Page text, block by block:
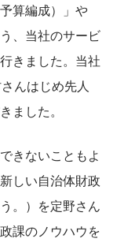
算編成）」や
、当社のサービ
きました。当社
んはじめ先人
ました。
きないこともよ
しい自治体財政
。）を定野さん
課のノウハウを